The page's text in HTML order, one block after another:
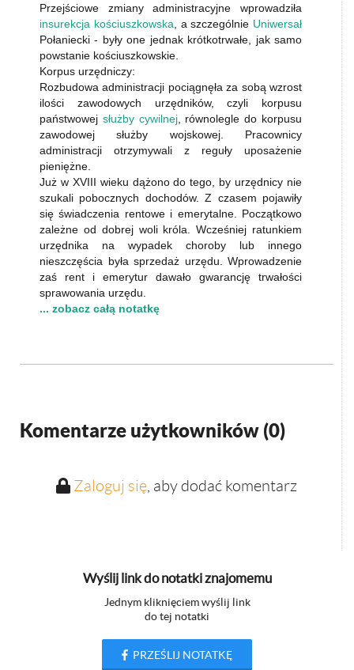
Przejściowe zmiany administracyjne wprowadziła
insurekcja kościuszkowska , a szczególnie Uniwersał
Połaniecki - były one jednak krótkotrwałe, jak samo
powstanie kościuszkowskie.
Korpus urzędniczy:
Rozbudowa administracji pociągnęła za sobą wzrost
ilości zawodowych urzędników, czyli korpusu
państwowej służby cywilnej, równolegle do korpusu
zawodowej służby wojskowej. Pracownicy
administracji otrzymywali z reguły uposażenie
pieniężne.
Już w XVIII wieku dążono do tego, by urzędnicy nie
szukali pobocznych dochodów. Z czasem pojawiły
się świadczenia rentowe i emerytalne. Początkowo
zależne od dobrej woli króla. Wcześniej ratunkiem
urzędnika na wypadek choroby lub innego
nieszczęścia była sprzedaż urzędu. Wprowadzenie
zaś rent i emerytur dawało gwarancję trwałości
sprawowania urzędu.
... zobacz całą notatkę
Komentarze użytkowników (0)
Zaloguj się, aby dodać komentarz
Wyślij link do notatki znajomemu
Jednym kliknięciem wyślij link
do tej notatki
PRZEŚLIJ NOTATKĘ